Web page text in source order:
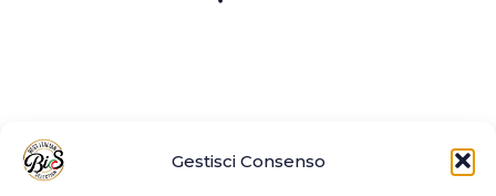
Gestisci Consenso